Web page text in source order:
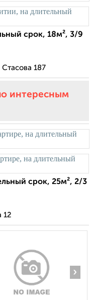
срок, 18м², 3/9
187
интересным
срок, 25м², 2/3
12
›